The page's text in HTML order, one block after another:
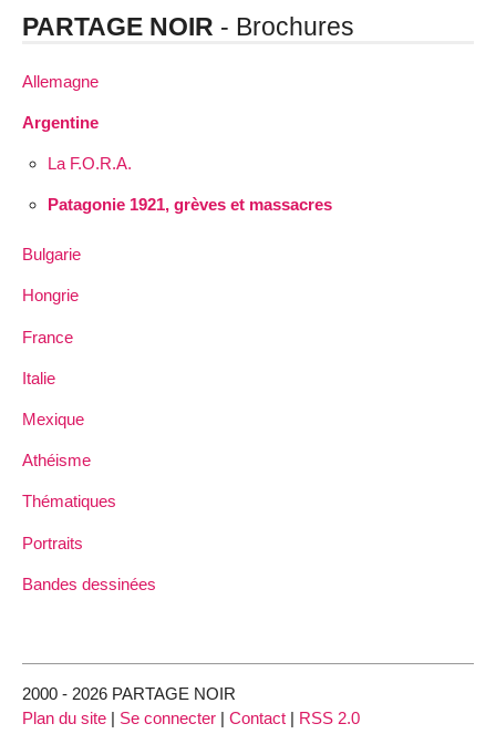
PARTAGE NOIR - Brochures
Allemagne
Argentine
La F.O.R.A.
Patagonie 1921, grèves et massacres
Bulgarie
Hongrie
France
Italie
Mexique
Athéisme
Thématiques
Portraits
Bandes dessinées
2000 - 2026 PARTAGE NOIR
Plan du site | Se connecter | Contact | RSS 2.0